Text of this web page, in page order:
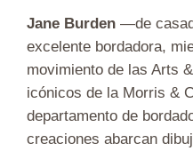
Jane Burden —de
excelente bordadora,
movimiento de las Arts
icónicos de la Morris &
departamento de
creaciones abarcan